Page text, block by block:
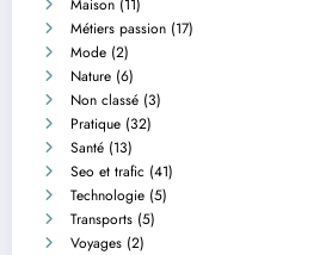
Maison (11)
Métiers passion (17)
Mode (2)
Nature (6)
Non classé (3)
Pratique (32)
Santé (13)
Seo et trafic (41)
Technologie (5)
Transports (5)
Voyages (2)